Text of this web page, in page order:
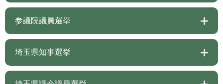
参議院議員選挙
埼玉県知事選挙